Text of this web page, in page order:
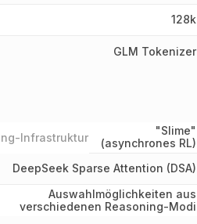
128k
GLM Tokenizer
Infrastruktur
"Slime"
(asynchrones RL)
DeepSeek Sparse Attention (DSA)
Auswahlmöglichkeiten aus
verschiedenen Reasoning-Modi